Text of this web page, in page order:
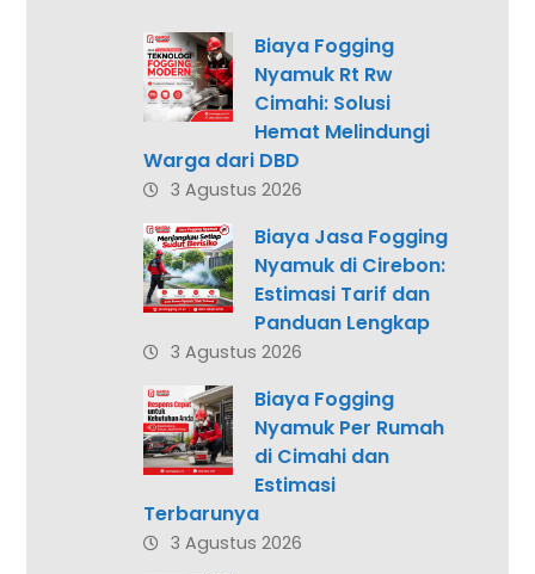
Biaya Fogging
Nyamuk Rt Rw
Cimahi: Solusi
Hemat Melindungi
Warga dari DBD
3 Agustus 2026
Biaya Jasa Fogging
Nyamuk di Cirebon:
Estimasi Tarif dan
Panduan Lengkap
3 Agustus 2026
Biaya Fogging
Nyamuk Per Rumah
di Cimahi dan
Estimasi
Terbarunya
3 Agustus 2026